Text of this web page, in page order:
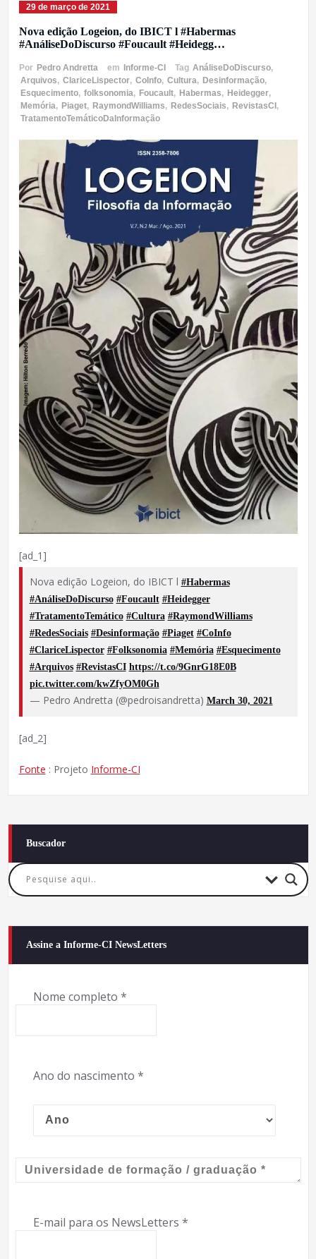
29 de março de 2021
Nova edição Logeion, do IBICT l #Habermas
#AnáliseDoDiscurso #Foucault #Heidegg…
Por Pedro Andretta em Informe-CI Tag AnáliseDoDiscurso,
Arquivos, ClariceLispector, CoInfo, Cultura, Desinformação,
Esquecimento, folksonomia, Foucault, Habermas, Heidegger,
Memória, Piaget, RaymondWilliams, RedesSociais, RevistasCI ,
TratamentoTemáticoDaInformação
[ad_1]
Nova edição Logeion, do IBICT l #Habermas
#AnáliseDoDiscurso #Foucault #Heidegger
#TratamentoTemático #Cultura #RaymondWilliams
#RedesSociais #Desinformação #Piaget #CoInfo
#ClariceLispector #Folksonomia #Memória #Esquecimento
#Arquivos #RevistasCI https://t.co/9GnrG18E0B
pic.twitter.com/kwZfyOM0Gh
— Pedro Andretta (@pedroisandretta) March 30, 2021
[ad_2]
Fonte : Projeto Informe-CI
Buscador
Assine a Informe-CI NewsLetters
Nome completo *
Ano do nascimento *
E-mail para os NewsLetters *